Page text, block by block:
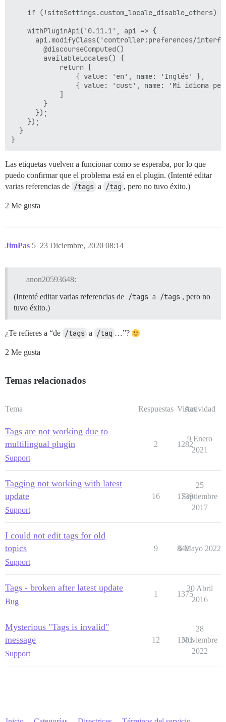
if (!siteSettings.custom_locale_disable_others)
    withPluginApi('0.11.1', api => {
api.modifyClass('controller:preferences/
        @discourseComputed()
        availableLocales() {
            return [
                { value: 'en', name: 'Inglés' },
{ value: 'cust', name: 'Mi idioma
            ]
        }
      });
    });
  }
Las etiquetas vuelven a funcionar como se esperaba, por lo que
puedo confirmar que el problema está en el plugin. (Intenté editar
varias referencias de /tags a /tag , pero no tuvo éxito.)
2 Me gusta
JimPas 23 Diciembre, 2020 08:14
5
anon20593648:
(Intenté editar varias referencias de /tags a /tags , pero no
tuvo éxito.)
¿Te refieres a “de /tags a /tag …”?
2 Me gusta
Temas relacionados
Tema Respuestas Vistas
Actividad
Tags are not working due to
multilingual plugin
Support
2 1282
9 Enero
2021
Tagging not working with latest
update
Support
16 1739
25
Septiembre
2017
I could not edit tags for old
topics
Support
9 842
6 Mayo 2022
Tags - broken after latest update
Bug
1 1375
30 Abril
2016
Mysterious "Tags is invalid"
message
Support
12 1331
28
Noviembre
2022